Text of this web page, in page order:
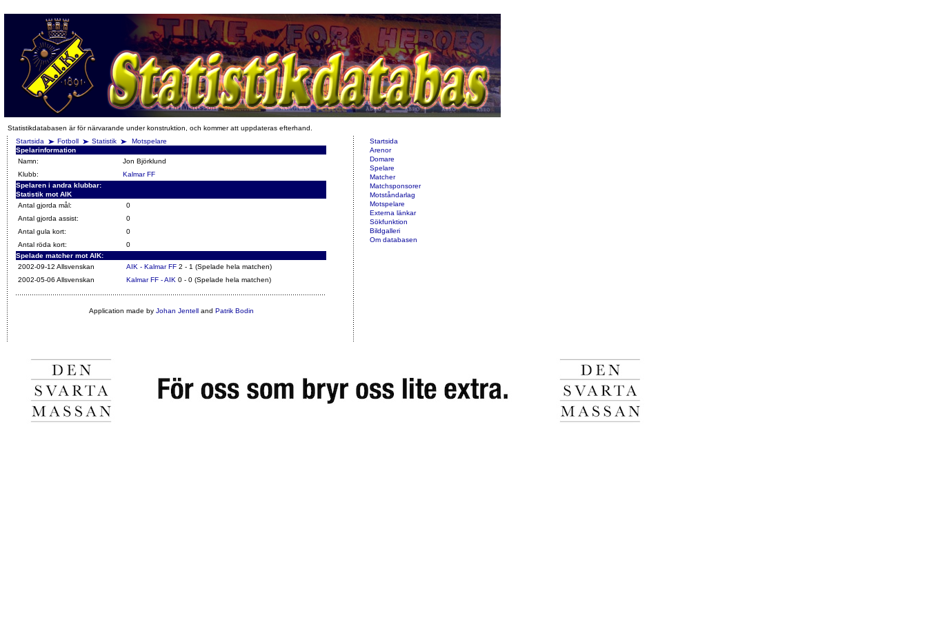
Statistikdatabasen är för närvarande under konstruktion, och kommer att uppdateras efterhand.
Startsida
Fotboll Statistik
Motspelare
Spelarinformation
Namn:
Jon Björklund
Klubb:
Kalmar FF
Spelaren i andra klubbar:
Statistik mot AIK
Antal gjorda mål:
0
Antal gjorda assist:
0
Antal gula kort:
0
Antal röda kort:
0
Spelade matcher mot AIK:
2002-09-12 Allsvenskan
AIK - Kalmar FF 2 - 1 (Spelade hela matchen)
2002-05-06 Allsvenskan
Kalmar FF - AIK 0 - 0 (Spelade hela matchen)
Application made by Johan Jentelland Patrik Bodin
Startsida
Arenor
Domare
Spelare
Matcher
Matchsponsorer
Motståndarlag
Motspelare
Externa länkar
Sökfunktion
Bildgalleri
Om databasen